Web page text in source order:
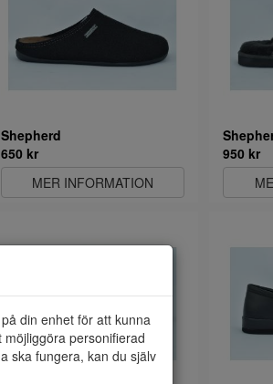
Shepherd
650 kr
MER INFORMATION
950 kr
din enhet för att kunna
personifierad
ska fungera, kan du själv